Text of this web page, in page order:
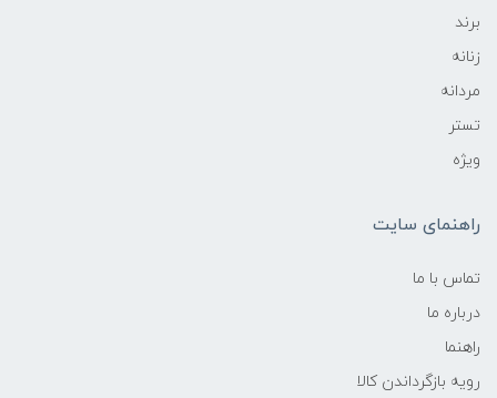
برند
زنانه
مردانه
تستر
ویژه
راهنمای سایت
تماس با ما
درباره ما
راهنما
رویه‌ بازگرداندن کالا